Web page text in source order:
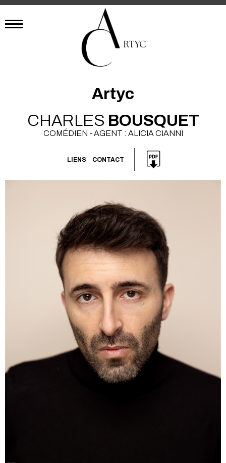
Artyc
CHARLES BOUSQUET
COMÉDIEN - AGENT : ALICIA CIANNI
LIENS CONTACT